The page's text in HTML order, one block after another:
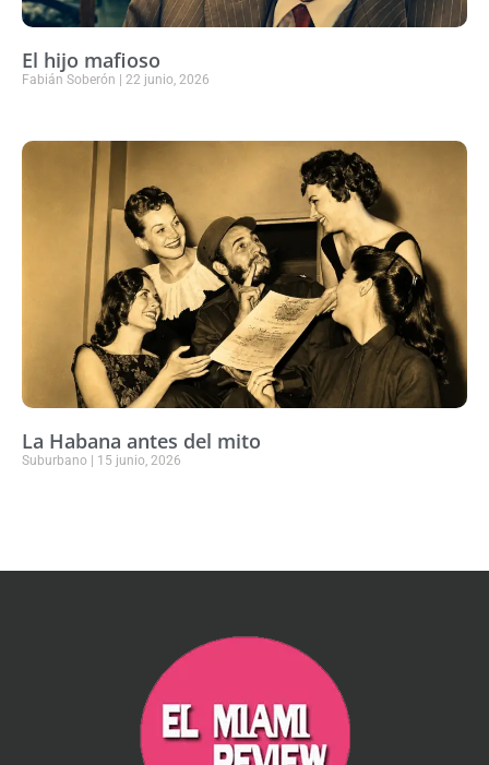
El hijo mafioso
Fabián Soberón 22 junio, 2026
La Habana antes del mito
Suburbano 15 junio, 2026